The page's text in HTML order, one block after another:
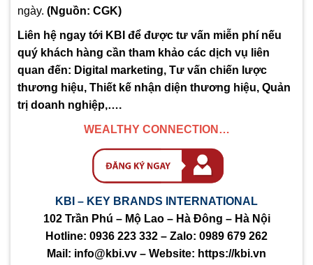
ngày. (Nguồn: CGK)
Liên hệ ngay tới KBI để được tư vấn miễn phí nếu
quý khách hàng cần tham khảo các dịch vụ liên
quan đến: Digital marketing, Tư vấn chiến lược
thương hiệu, Thiết kế nhận diện thương hiệu, Quản
trị doanh nghiệp,….
WEALTHY CONNECTION…
KBI – KEY BRANDS INTERNATIONAL
102 Trần Phú – Mộ Lao – Hà Đông – Hà Nội
Hotline: 0936 223 332 – Zalo: 0989 679 262
Mail: info@kbi.vv – Website: https://kbi.vn